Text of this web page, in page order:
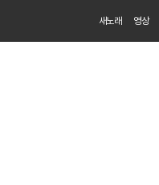
새노래 영상